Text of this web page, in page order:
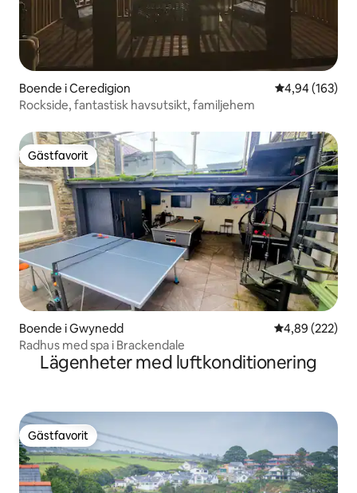
Boende i Ceredigion 4,94 av 5 i
4,94 (163)
Rockside, fantastisk havsutsikt, familjehem
Gästfavorit
Gästfavorit
Boende i Gwynedd 4,89 av 5 i
4,89 (222)
Radhus med spa i Brackendale
Lägenheter med luftkonditionering
Gästfavorit
Gästfavorit